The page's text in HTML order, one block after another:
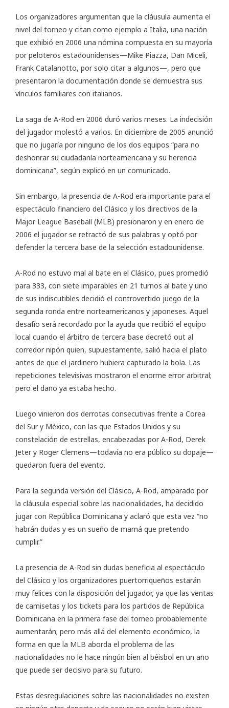
Los organizadores argumentan que la cláusula aumenta el
nivel del torneo y citan como ejemplo a Italia, una nación
que exhibió en 2006 una nómina compuesta en su mayoría
por peloteros estadounidenses—Mike Piazza, Dan Miceli,
Frank Catalanotto, por solo citar a algunos—, pero que
presentaron la documentación donde se demuestra sus
vínculos familiares con italianos.
La saga de A-Rod en 2006 duró varios meses. La indecisión
del jugador molestó a varios. En diciembre de 2005 anunció
que no jugaría por ninguno de los dos equipos “para no
deshonrar su ciudadanía norteamericana y su herencia
dominicana”, según explicó en un comunicado.
Sin embargo, la presencia de A-Rod era importante para el
espectáculo financiero del Clásico y los directivos de la
Major League Baseball (MLB) presionaron y en enero de
2006 el jugador se retractó de sus palabras y optó por
defender la tercera base de la selección estadounidense.
A-Rod no estuvo mal al bate en el Clásico, pues promedió
para 333, con siete imparables en 21 turnos al bate y uno
de sus indiscutibles decidió el controvertido juego de la
segunda ronda entre norteamericanos y japoneses. Aquel
desafío será recordado por la ayuda que recibió el equipo
local cuando el árbitro de tercera base decretó out al
corredor nipón quien, supuestamente, salió hacia el plato
antes de que el jardinero hubiera capturado la bola. Las
repeticiones televisivas mostraron el enorme error arbitral;
pero el daño ya estaba hecho.
Luego vinieron dos derrotas consecutivas frente a Corea
del Sur y México, con las que Estados Unidos y su
constelación de estrellas, encabezadas por A-Rod, Derek
Jeter y Roger Clemens—todavía no era público su dopaje—
quedaron fuera del evento.
Para la segunda versión del Clásico, A-Rod, amparado por
la cláusula especial sobre las nacionalidades, ha decidido
jugar con República Dominicana y aclaró que esta vez “no
habrán dudas y es un sueño de mamá que pretendo
cumplir.”
La presencia de A-Rod sin dudas beneficia al espectáculo
del Clásico y los organizadores puertorriqueños estarán
muy felices con la disposición del jugador, ya que las ventas
de camisetas y los tickets para los partidos de República
Dominicana en la primera fase del torneo probablemente
aumentarán; pero más allá del elemento económico, la
forma en que la MLB aborda el problema de las
nacionalidades no le hace ningún bien al béisbol en un año
que puede ser decisivo para su futuro.
Estas desregulaciones sobre las nacionalidades no existen